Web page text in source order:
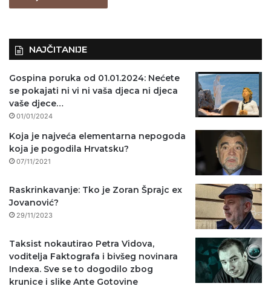
NAJČITANIJE
Gospina poruka od 01.01.2024: Nećete
se pokajati ni vi ni vaša djeca ni djeca
vaše djece…
01/01/2024
Koja je najveća elementarna nepogoda
koja je pogodila Hrvatsku?
07/11/2021
Raskrinkavanje: Tko je Zoran Šprajc ex
Jovanović?
29/11/2023
Taksist nokautirao Petra Vidova,
voditelja Faktografa i bivšeg novinara
Indexa. Sve se to dogodilo zbog
krunice i slike Ante Gotovine